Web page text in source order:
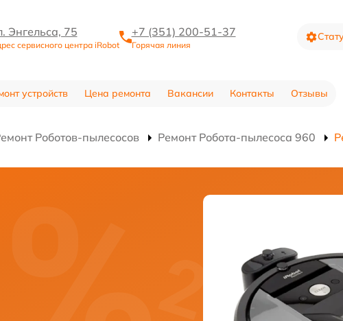
Энгельса, 75
сервисного центра iRobot
+7 (351) 200-51-37
Горячая линия
устройств Цена ремонта Вакансии Контакты Отзывы
Роботов-пылесосов Ремонт Робота-пылесоса 960